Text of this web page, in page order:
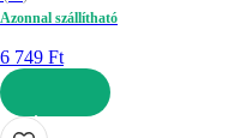
Azonnal szállítható
6 749 Ft
KOSÁRBA